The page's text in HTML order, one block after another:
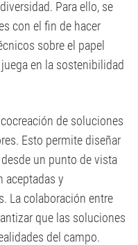
Para ello, se
con el fin de hacer
sobre el papel
en la sostenibilidad
de soluciones
Esto permite diseñar
un punto de vista
aceptadas y
La colaboración entre
que las soluciones
del campo.